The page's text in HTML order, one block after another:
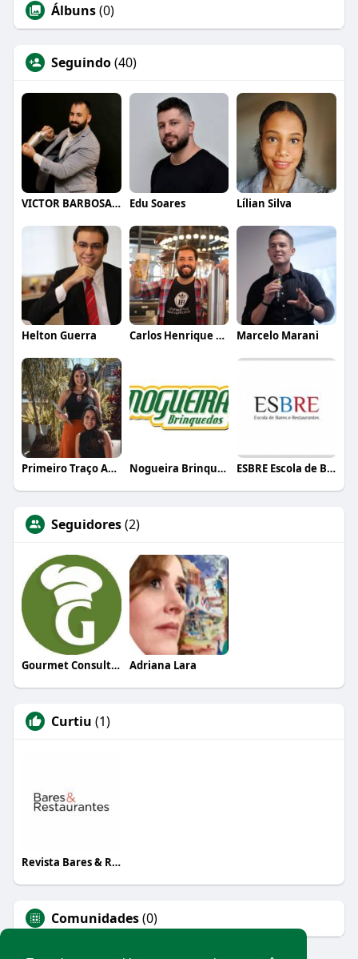
Álbuns(0)
Seguindo(40)
VICTOR BARBOSA QUARANTA Edu Soares Lílian Silva
Helton Guerra Carlos Henrique de Faria Vasconcelos Marcelo Marani
Primeiro Traço Arquitetura Nogueira Brinquedos ESBRE Escola de Bares e Restaurantes
Seguidores(2)
Gourmet Consultoria Adriana Lara
Curtiu (1)
Revista Bares & Restaurantes
Comunidades(0)